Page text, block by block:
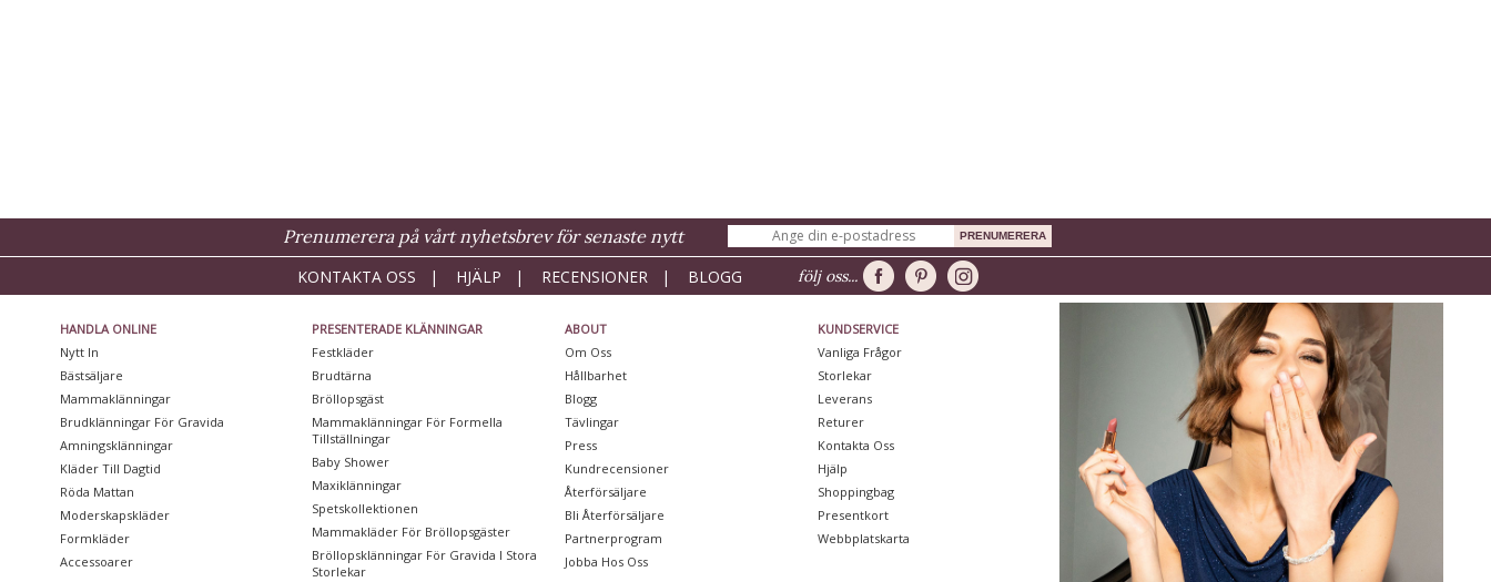
Prenumerera på vårt nyhetsbrev för senaste nytt
KONTAKTA OSS | HJÄLP | RECENSIONER| BLOGG följ oss...
HANDLA ONLINE
Nytt In
Bästsäljare
Mammaklänningar
Brudklänningar För Gravida
Amningsklänningar
Kläder Till Dagtid
Röda Mattan
Moderskapskläder
Formkläder
Accessoarer
PRESENTERADE KLÄNNINGAR
Festkläder
Brudtärna
Bröllopsgäst
Mammaklänningar För Formella
Tillställningar
Baby Shower
Maxiklänningar
Spetskollektionen
Mammakläder För Bröllopsgäster
Bröllopsklänningar För Gravida I Stora
Storlekar
ABOUT
Om Oss
Hållbarhet
Blogg
Tävlingar
Press
Kundrecensioner
Återförsäljare
Bli Återförsäljare
Partnerprogram
Jobba Hos Oss
KUNDSERVICE
Vanliga Frågor
Storlekar
Leverans
Returer
Kontakta Oss
Hjälp
Shoppingbag
Presentkort
Webbplatskarta